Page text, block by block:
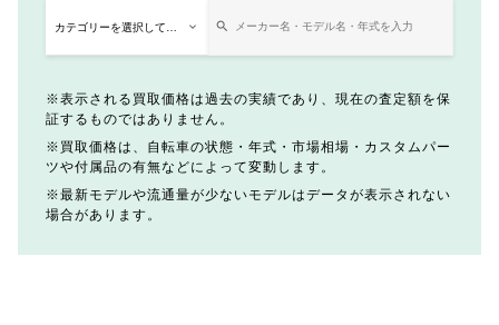
表示される買取価格は過去の実績であり、現在の査定額を保
証するものではありません。
買取価格は、自転車の状態・年式・市場相場・カスタムパー
ツや付属品の有無などによって変動します。
最新モデルや流通量が少ないモデルはデータが表示されない
場合があります。